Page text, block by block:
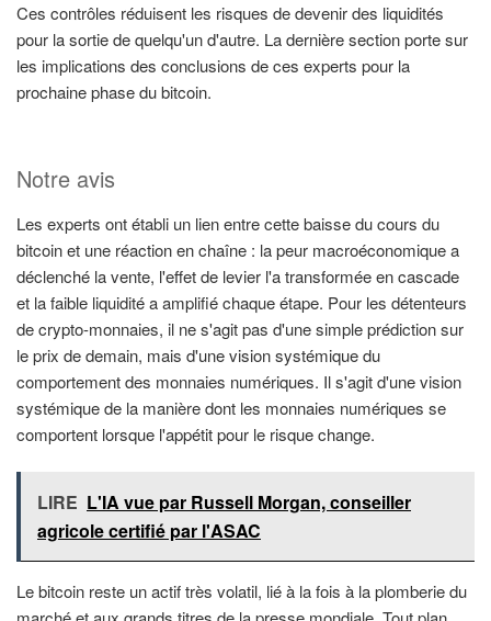
Ces contrôles réduisent les risques de devenir des liquidités
pour la sortie de quelqu'un d'autre. La dernière section porte sur
les implications des conclusions de ces experts pour la
prochaine phase du bitcoin.
Notre avis
Les experts ont établi un lien entre cette baisse du cours du
bitcoin et une réaction en chaîne : la peur macroéconomique a
déclenché la vente, l'effet de levier l'a transformée en cascade
et la faible liquidité a amplifié chaque étape. Pour les détenteurs
de crypto-monnaies, il ne s'agit pas d'une simple prédiction sur
le prix de demain, mais d'une vision systémique du
comportement des monnaies numériques. Il s'agit d'une vision
systémique de la manière dont les monnaies numériques se
comportent lorsque l'appétit pour le risque change.
LIRE L'IA vue par Russell Morgan, conseiller
agricole certifié par l'ASAC
Le bitcoin reste un actif très volatil, lié à la fois à la plomberie du